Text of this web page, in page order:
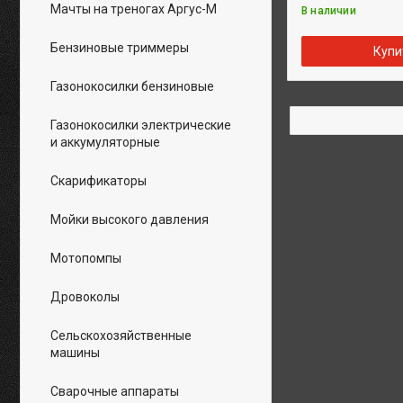
В наличии
Мачты на треногах Аргус-М
Бензиновые триммеры
Газонокосилки бензиновые
Газонокосилки электрические
и аккумуляторные
Скарификаторы
Мойки высокого давления
Мотопомпы
Дровоколы
Сельскохозяйственные
машины
Сварочные аппараты